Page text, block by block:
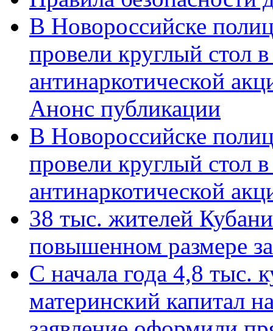
В Новороссийске
провели круглый стол
антинаркотической
Анонс публикации
В Новороссийске
провели круглый стол
антинаркотической
38 тыс. жителей
повышенном размере
С начала года 4,8 тыс.
материнский капитал